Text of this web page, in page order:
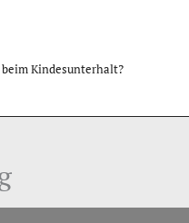
Kindesunterhalt?